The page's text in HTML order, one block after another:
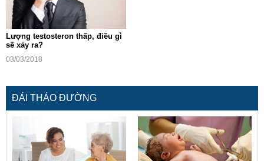
Lượng testosteron thấp, điều gì
sẽ xảy ra?
03/03/2018
ĐÁI THÁO ĐƯỜNG